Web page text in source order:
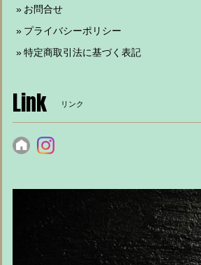
お問合せ
プライバシーポリシー
特定商取引法に基づく表記
Link リンク